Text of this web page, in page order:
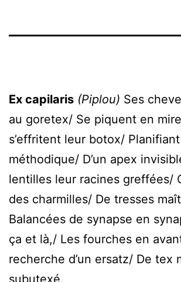
Ex capilaris (Piplou) Ses
au goretex/ Se piquent en
s’effritent leur botox/
méthodique/ D’un apex
lentilles leur racines greffées/
des charmilles/ De tresses
Balancées de synapse en
ça et là,/ Les fourches en
recherche d’un ersatz/ De tex
subutexé.